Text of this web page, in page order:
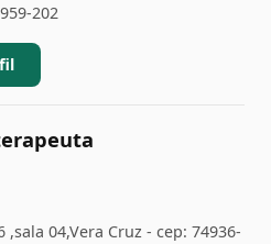
202
04,Vera Cruz - cep: 74936-